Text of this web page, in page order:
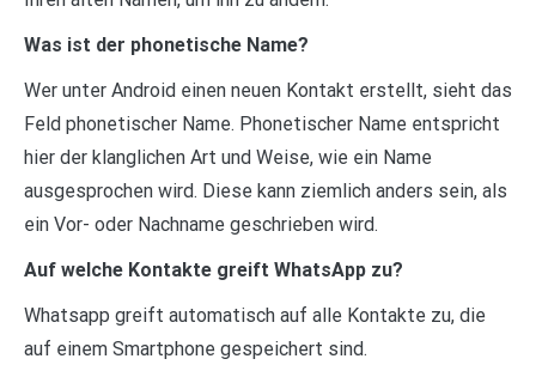
Was ist der phonetische Name?
Wer unter Android einen neuen Kontakt erstellt, sieht das
Feld phonetischer Name. Phonetischer Name entspricht
hier der klanglichen Art und Weise, wie ein Name
ausgesprochen wird. Diese kann ziemlich anders sein, als
ein Vor- oder Nachname geschrieben wird.
Auf welche Kontakte greift WhatsApp zu?
Whatsapp greift automatisch auf alle Kontakte zu, die
auf einem Smartphone gespeichert sind.